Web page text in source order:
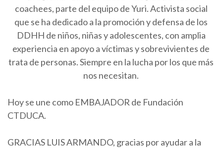
coachees, parte del equipo de Yuri. Activista social
que se ha dedicado a la promoción y defensa de los
DDHH de niños, niñas y adolescentes, con amplia
experiencia en apoyo a víctimas y sobrevivientes de
trata de personas. Siempre en la lucha por los que más
nos necesitan.
Hoy se une como EMBAJADOR de Fundación
CTDUCA.
GRACIAS LUIS ARMANDO, gracias por ayudar a la